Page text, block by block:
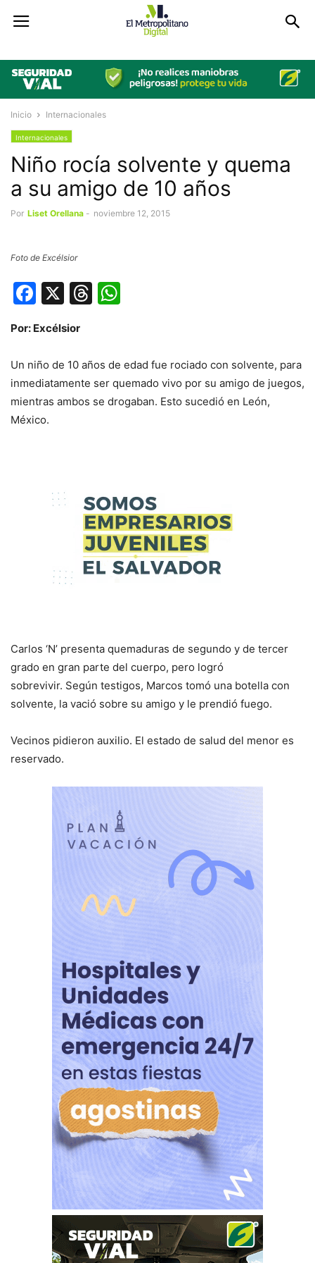
Inicio Internacionales
Internacionales
Niño rocía solvente y quema
a su amigo de 10 años
Por Liset Orellana - noviembre 12, 2015
Foto de Excélsior
Facebook
X Threads
Por: Excélsior
Un niño de 10 años de edad fue rociado con solvente, para
inmediatamente ser quemado vivo por su amigo de juegos,
mientras ambos se drogaban. Esto sucedió en León,
México.
Carlos ‘N’ presenta quemaduras de segundo y de tercer
grado en gran parte del cuerpo, pero logró
sobrevivir. Según testigos, Marcos tomó una botella con
solvente, la vació sobre su amigo y le prendió fuego.
Vecinos pidieron auxilio. El estado de salud del menor es
reservado.